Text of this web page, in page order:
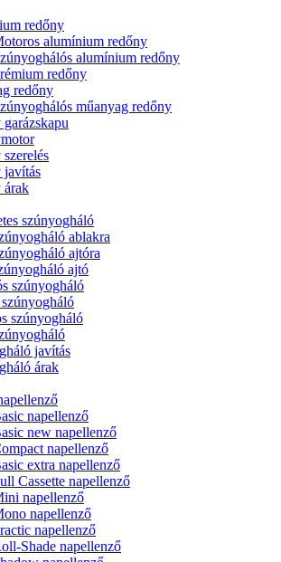
redőny
alumínium redőny
alumínium redőny
redőny
redőny
műanyag redőny
javítás
árak
szúnyogháló
ablakra
ajtóra
ajtó
szúnyogháló
szúnyogháló
javítás
árak
napellenző
new napellenző
napellenző
extra napellenző
Cassette napellenző
napellenző
napellenző
napellenző
Shade napellenző